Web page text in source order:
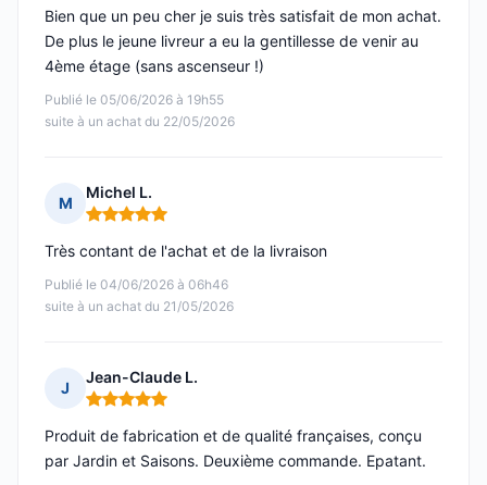
Publié le 05/06/2026 à 19h55
suite à un achat du 22/05/2026
Bien que un peu cher je suis très satisfait de mon achat.
De plus le jeune livreur a eu la gentillesse de venir au
4ème étage (sans ascenseur !)
M
Michel L.
Note : 5 sur 5
Publié le 04/06/2026 à 06h46
suite à un achat du 21/05/2026
Très contant de l'achat et de la livraison
J
Jean-Claude L.
Note : 5 sur 5
Produit de fabrication et de qualité françaises, conçu
par Jardin et Saisons. Deuxième commande. Epatant.